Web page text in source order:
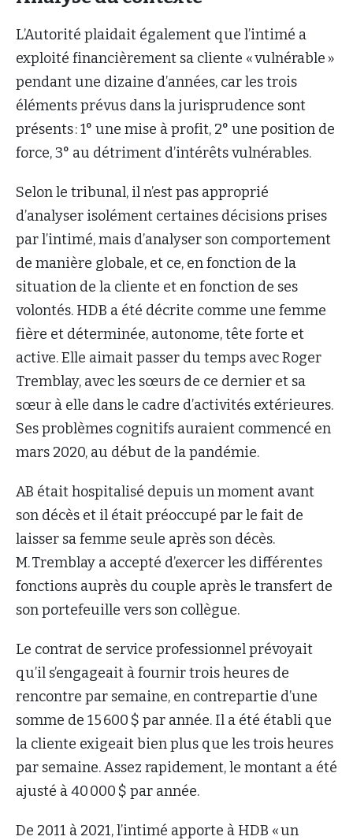
L’Autorité plaidait également que l’intimé a
exploité financièrement sa cliente « vulnérable »
pendant une dizaine d’années, car les trois
éléments prévus dans la jurisprudence sont
présents : 1° une mise à profit, 2° une position de
force, 3° au détriment d’intérêts vulnérables.
Selon le tribunal, il n’est pas approprié
d’analyser isolément certaines décisions prises
par l’intimé, mais d’analyser son comportement
de manière globale, et ce, en fonction de la
situation de la cliente et en fonction de ses
volontés. HDB a été décrite comme une femme
fière et déterminée, autonome, tête forte et
active. Elle aimait passer du temps avec Roger
Tremblay, avec les sœurs de ce dernier et sa
sœur à elle dans le cadre d’activités extérieures.
Ses problèmes cognitifs auraient commencé en
mars 2020, au début de la pandémie.
AB était hospitalisé depuis un moment avant
son décès et il était préoccupé par le fait de
laisser sa femme seule après son décès.
M. Tremblay a accepté d’exercer les différentes
fonctions auprès du couple après le transfert de
son portefeuille vers son collègue.
Le contrat de service professionnel prévoyait
qu’il s’engageait à fournir trois heures de
rencontre par semaine, en contrepartie d’une
somme de 15 600 $ par année. Il a été établi que
la cliente exigeait bien plus que les trois heures
par semaine. Assez rapidement, le montant a été
ajusté à 40 000 $ par année.
De 2011 à 2021, l’intimé apporte à HDB « un